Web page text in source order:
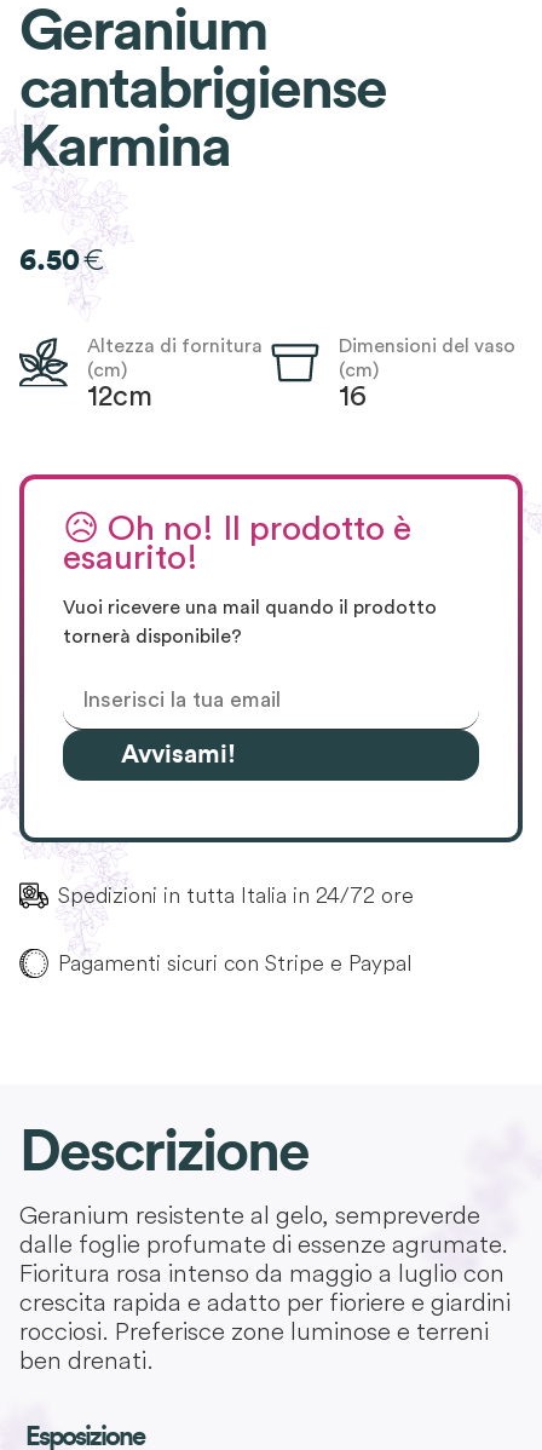
Geranium
cantabrigiense
Karmina
6.50€
Altezza di fornitura
(cm)
12cm
Dimensioni del vaso
(cm)
16
😥 Oh no! Il prodotto è
esaurito!
Vuoi ricevere una mail quando il prodotto
tornerà disponibile?
Avvisami!
Spedizioni in tutta Italia in 24/72 ore
Pagamenti sicuri con Stripe e Paypal
Descrizione
Geranium resistente al gelo, sempreverde
dalle foglie profumate di essenze agrumate.
Fioritura rosa intenso da maggio a luglio con
crescita rapida e adatto per fioriere e giardini
rocciosi. Preferisce zone luminose e terreni
ben drenati.
Esposizione